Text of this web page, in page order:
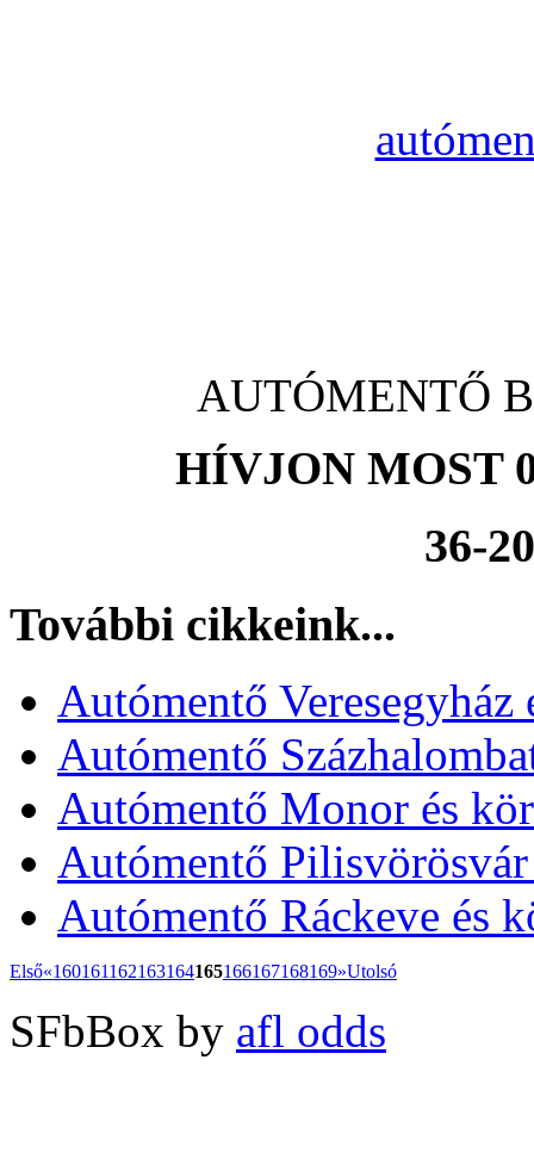
AUTÓMENTŐ
HÍVJON MOST
36-
További cikkeink...
Autómentő Veresegyház
Autómentő
Autómentő Monor és
Autómentő
Autómentő Ráckeve és
Első«160161162163164165166167168169»Utolsó
SFbBox by afl odds